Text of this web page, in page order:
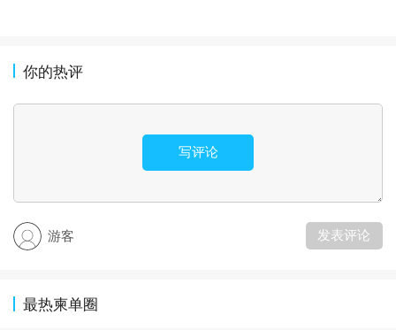
你的热评
写评论
游客 发表评论
最热柬单圈